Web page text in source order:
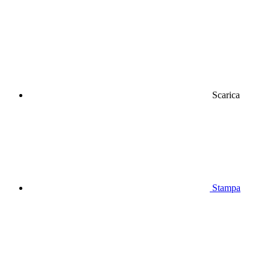
Scarica
Stampa